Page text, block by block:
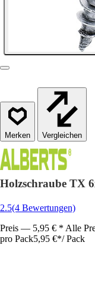
Vergleichen
Holzschraube TX
2.5(4 Bewertungen)
Preis — 5,95 € * Alle
pro Pack5,95 €*/ Pack